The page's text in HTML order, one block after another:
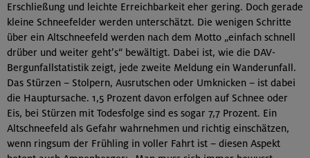
Erschließung und leichte Erreichbarkeit eher gering. Doch gerade
kleine Schneefelder werden unterschätzt. Die wenigen Schritte
über ein Altschneefeld werden nach dem Motto „einfach schnell
drüber und weiter geht’s“ bewältigt. Dabei ist, wie die DAV-
Bergunfallstatistik zeigt, jede zweite Meldung ein Wanderunfall.
Das Stürzen – Stolpern, Ausrutschen oder Umknicken – ist dabei
die Hauptursache. 1,5 Prozent davon erfolgen auf Schnee oder
Eis, bei Stürzen mit Todesfolge sind es sogar 7,7 Prozent. Ein
Altschneefeld als Gefahr wahrnehmen und richtig einschätzen,
wenn ringsum der Frühling in voller Fahrt ist – diesen Aspekt